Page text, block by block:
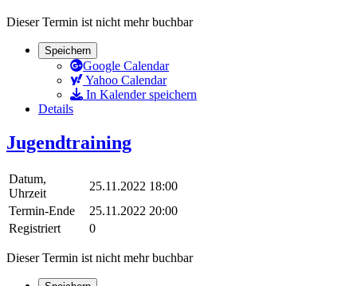
Dieser Termin ist nicht mehr buchbar
Speichern
Google Calendar
Yahoo Calendar
In Kalender speichern
Details
Jugendtraining
Datum,
Uhrzeit
25.11.2022 18:00
Termin-Ende
25.11.2022 20:00
Registriert
0
Dieser Termin ist nicht mehr buchbar